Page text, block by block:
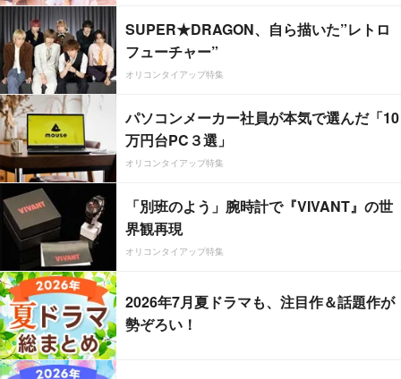
SUPER★DRAGON、自ら描いた”レトロ
フューチャー”
オリコンタイアップ特集
パソコンメーカー社員が本気で選んだ「10
万円台PC３選」
オリコンタイアップ特集
「別班のよう」腕時計で『VIVANT』の世
界観再現
オリコンタイアップ特集
2026年7月夏ドラマも、注目作＆話題作が
勢ぞろい！